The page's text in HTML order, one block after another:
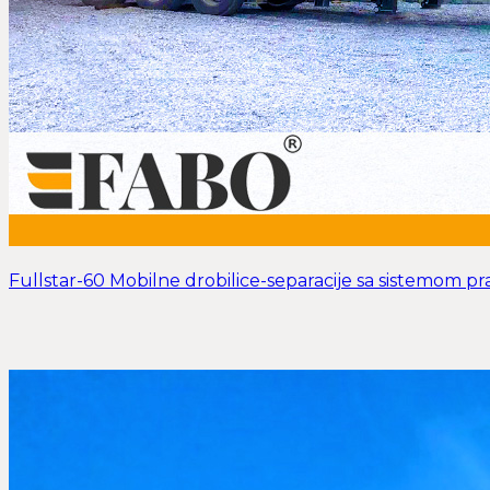
Fullstar-60 Mobilne drobilice-separacije sa sistemom